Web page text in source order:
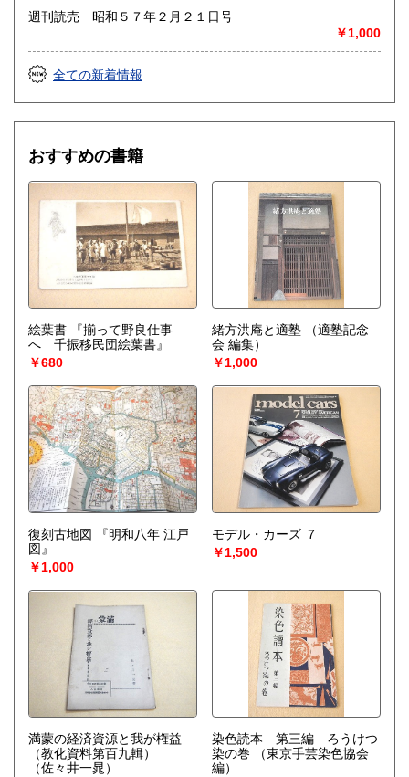
週刊読売 昭和５７年２月２１日号
￥1,000
全ての新着情報
おすすめの書籍
絵葉書 『揃って野良仕事
へ 千振移民団絵葉書』
￥680
緒方洪庵と適塾
（適塾記念
会 編集）
￥1,000
復刻古地図 『明和八年 江戸
図』
￥1,000
モデル・カーズ ７
￥1,500
満蒙の経済資源と我が権益
（教化資料第百九輯）
（佐々井一晁）
染色読本 第三編 ろうけつ
染の巻
（東京手芸染色協会
編）